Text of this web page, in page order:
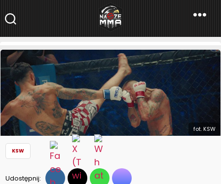
NaszeMMA
NaszeMMA.pl»Aktualności»Polskie MMA»KSW»KSW 50: Trzy i
więcej pasów na szali!
fot. KSW
KSW
Udostępnij: